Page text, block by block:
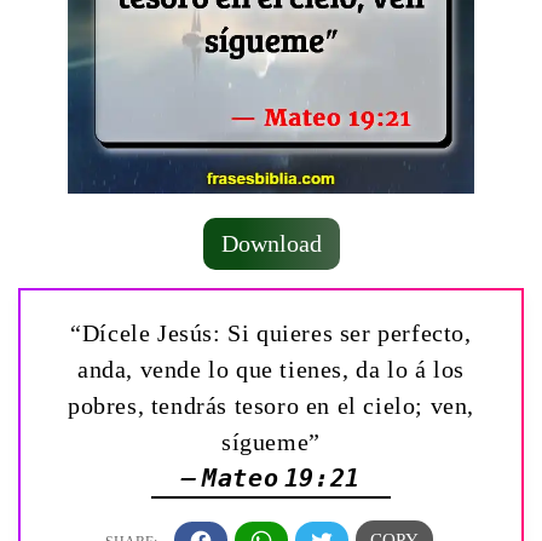
Download
“Dícele Jesús: Si quieres ser perfecto,
anda, vende lo que tienes, da lo á los
pobres, tendrás tesoro en el cielo; ven,
sígueme”
— Mateo 19:21